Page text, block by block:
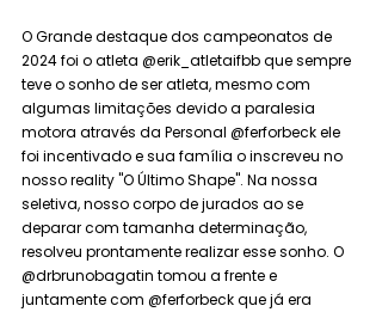
O Grande destaque dos campeonatos de
2024 foi o atleta @erik_atletaifbb que sempre
teve o sonho de ser atleta, mesmo com
algumas limitações devido a paralesia
motora através da Personal @ferforbeck ele
foi incentivado e sua família o inscreveu no
nosso reality "O Último Shape". Na nossa
seletiva, nosso corpo de jurados ao se
deparar com tamanha determinação,
resolveu prontamente realizar esse sonho. O
@drbrunobagatin tomou a frente e
juntamente com @ferforbeck que já era